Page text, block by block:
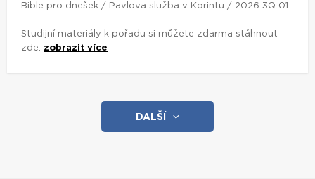
Bible pro dnešek / Pavlova služba v Korintu / 2026 3Q 01
Studijní materiály k pořadu si můžete zdarma stáhnout
zde: zobrazit více
DALŠÍ